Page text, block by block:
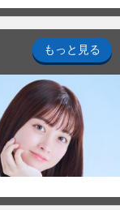
もっと見る